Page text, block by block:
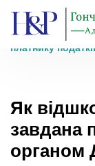
Головна Блог›
платнику
Як
завдана
органом